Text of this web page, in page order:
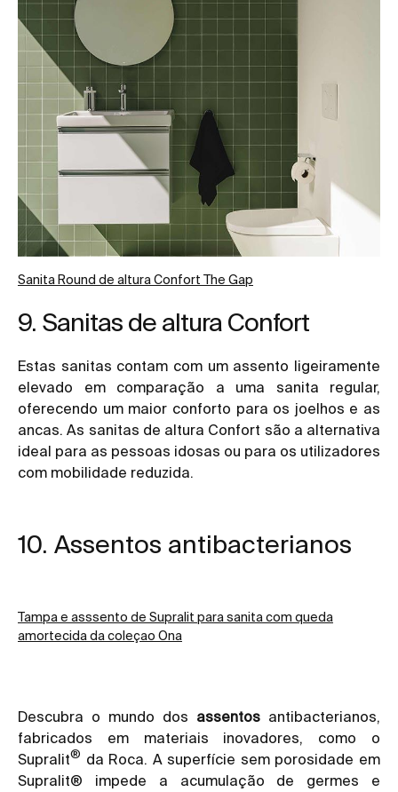
9. Sanitas de altura Confort
Estas sanitas contam com um assento ligeiramente
elevado em comparação a uma sanita regular,
oferecendo um maior conforto para os joelhos e as
ancas. As sanitas de altura Confort são a alternativa
ideal para as pessoas idosas ou para os utilizadores
com mobilidade reduzida.
Sanita Round de altura Confort The Gap
10. Assentos antibacterianos
Tampa e asssento de Supralit para sanita com queda
amortecida da coleçao Ona
Descubra o mundo dos assentos antibacterianos,
fabricados em materiais inovadores, como o
Supralit® da Roca. A superfície sem porosidade em
Supralit® impede a acumulação de germes e